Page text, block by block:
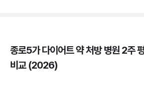
종로5가 다이어트 약 처방 병원 2주
비교 (2026)